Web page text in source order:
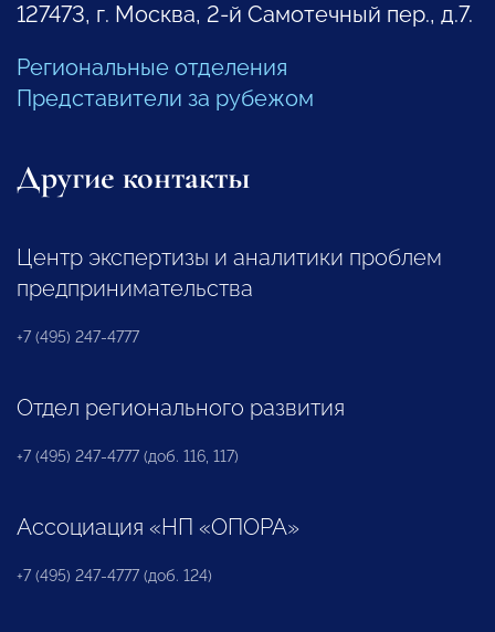
127473, г. Москва, 2-й Самотечный пер., д.7.
Региональные отделения
Представители за рубежом
Другие контакты
Центр экспертизы и аналитики проблем
предпринимательства
+7 (495) 247-4777
Отдел регионального развития
+7 (495) 247-4777 (доб. 116, 117)
Ассоциация «НП «ОПОРА»
+7 (495) 247-4777 (доб. 124)